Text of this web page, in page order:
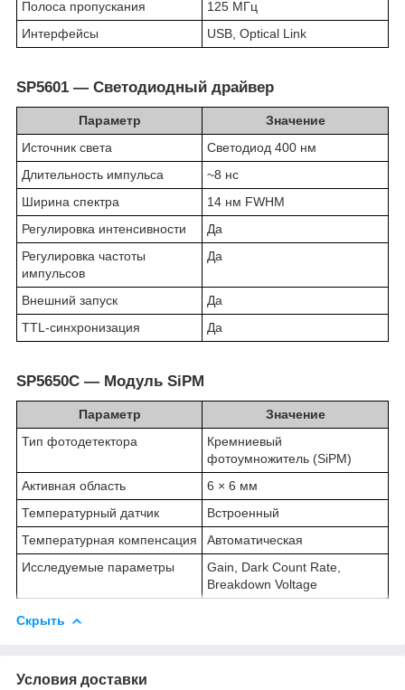
Полоса пропускания
125 МГц
Интерфейсы
USB, Optical Link
SP5601 — Светодиодный драйвер
Параметр
Значение
Источник света
Светодиод 400 нм
Длительность импульса
~8 нс
Ширина спектра
14 нм FWHM
Регулировка интенсивности
Да
Регулировка частоты
импульсов
Да
Внешний запуск
Да
TTL-синхронизация
Да
SP5650C — Модуль SiPM
Параметр
Значение
Тип фотодетектора
Кремниевый
фотоумножитель (SiPM)
Активная область
6 × 6 мм
Температурный датчик
Встроенный
Температурная компенсация
Автоматическая
Исследуемые параметры
Gain, Dark Count Rate,
Breakdown Voltage
Скрыть
Условия доставки